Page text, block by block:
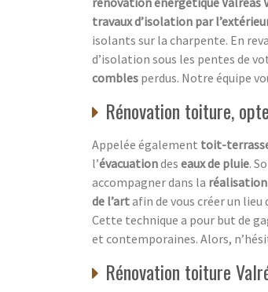
travaux d’isolation par
isolants sur la charpente. En
d’isolation sous les pentes de
combles perdus. Notre équipe
Rénovation toiture,
Appelée également toit-
l’évacuationdes eaux de pluie.
accompagner dans la réalisation
de l’artafin de vous créer un lieu
Cette technique a pour but de
et contemporaines. Alors,
Rénovation toiture